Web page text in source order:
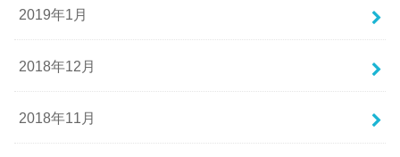
2019年1月
2018年12月
2018年11月